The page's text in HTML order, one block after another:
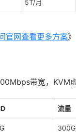
5T/月
官网查看更多方案》
带宽，KVM
流量